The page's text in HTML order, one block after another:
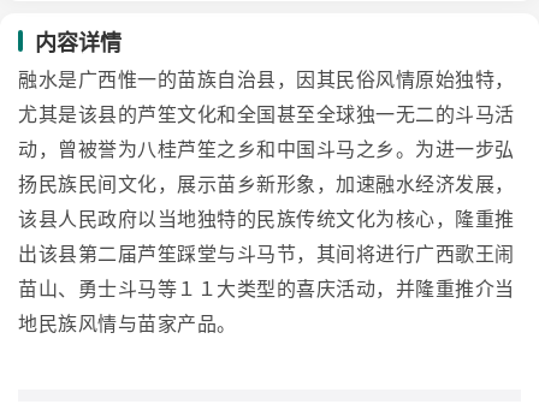
内容详情
融水是广西惟一的苗族自治县，因其民俗风情原始独特，
尤其是该县的芦笙文化和全国甚至全球独一无二的斗马活
动，曾被誉为八桂芦笙之乡和中国斗马之乡。为进一步弘
扬民族民间文化，展示苗乡新形象，加速融水经济发展，
该县人民政府以当地独特的民族传统文化为核心，隆重推
出该县第二届芦笙踩堂与斗马节，其间将进行广西歌王闹
苗山、勇士斗马等１１大类型的喜庆活动，并隆重推介当
地民族风情与苗家产品。